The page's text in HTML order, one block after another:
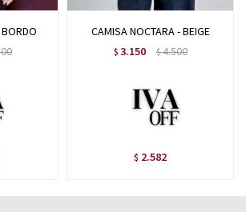
CAMISA NOCTARA - BEIGE
$ 3.150 $4.500
$ 2.582